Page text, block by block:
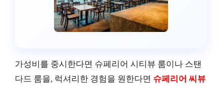
장애인 친화형 룸
씨뷰
가성비를 중시한다면 슈페리어 시티뷰 룸이나 스탠
다드 룸을, 럭셔리한 경험을 원한다면 슈페리어 씨뷰